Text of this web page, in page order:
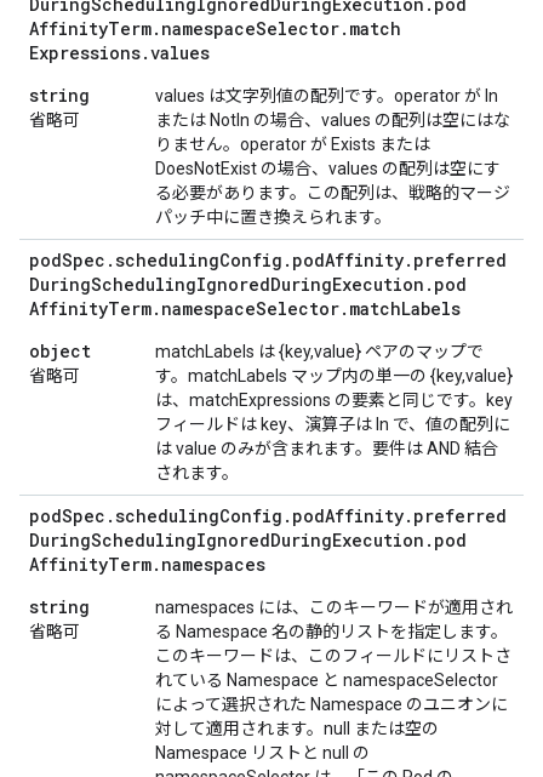
AffinityTerm. namespaceSelector. match
Expressions.values
string
省略可
values は文字列値の配列です。operator が In
または NotIn の場合、values の配列は空にはな
りません。operator が Exists または
DoesNotExist の場合、values の配列は空にす
る必要があります。この配列は、戦略的マージ
パッチ中に置き換えられます。
podSpec .schedulingConfig . podAffinity. preferred
DuringSchedulingIgnoredDuringExecution . pod
AffinityTerm. namespaceSelector. matchLabels
object
省略可
matchLabels は {key,value} ペアのマップで
す。matchLabels マップ内の単一の {key,value}
は、matchExpressions の要素と同じです。key
フィールドは key、演算子は In で、値の配列に
は value のみが含まれます。要件は AND 結合
されます。
podSpec .schedulingConfig . podAffinity. preferred
DuringSchedulingIgnoredDuringExecution . pod
AffinityTerm. namespaces
string
省略可
namespaces には、このキーワードが適用され
る Namespace 名の静的リストを指定します。
このキーワードは、このフィールドにリストさ
れている Namespace と namespaceSelector
によって選択された Namespace のユニオンに
対して適用されます。null または空の
Namespace リストと null の